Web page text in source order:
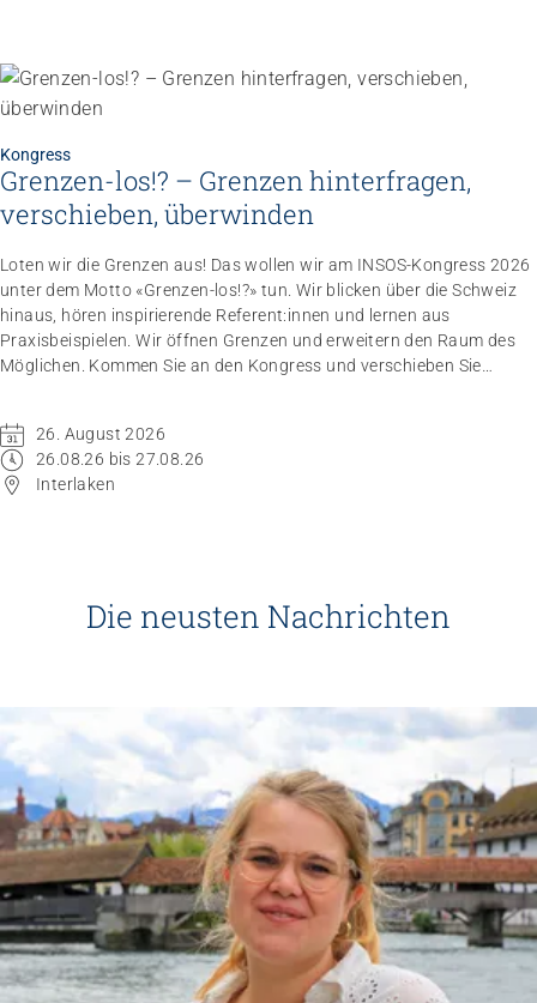
Kongress
Grenzen-los!? – Grenzen hinterfragen,
verschieben, überwinden
Loten wir die Grenzen aus! Das wollen wir am INSOS-Kongress 2026
unter dem Motto «Grenzen-los!?» tun. Wir blicken über die Schweiz
hinaus, hören inspirierende Referent:innen und lernen aus
Praxisbeispielen. Wir öffnen Grenzen und erweitern den Raum des
Möglichen. Kommen Sie an den Kongress und verschieben Sie
26. August 2026
26.08.26 bis 27.08.26
Interlaken
Die neusten Nachrichten